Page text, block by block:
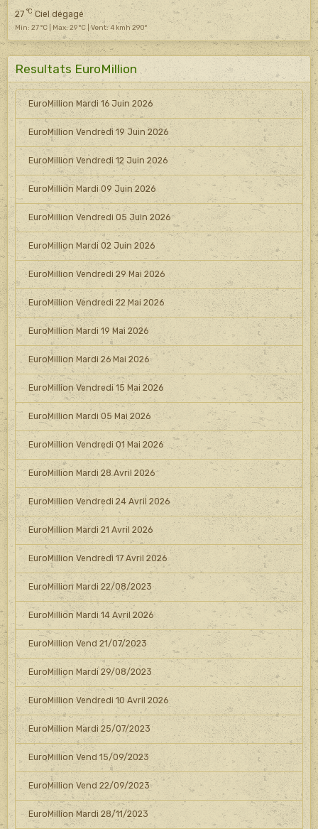
27 °C Ciel dégagé
Min: 27 °C | Max: 29 °C | Vent: 4 kmh 290°
Resultats EuroMillion
EuroMillion Mardi 16 Juin 2026
EuroMillion Vendredi 19 Juin 2026
EuroMillion Vendredi 12 Juin 2026
EuroMillion Mardi 09 Juin 2026
EuroMillion Vendredi 05 Juin 2026
EuroMillion Mardi 02 Juin 2026
EuroMillion Vendredi 29 Mai 2026
EuroMillion Vendredi 22 Mai 2026
EuroMillion Mardi 19 Mai 2026
EuroMillion Mardi 26 Mai 2026
EuroMillion Vendredi 15 Mai 2026
EuroMillion Mardi 05 Mai 2026
EuroMillion Vendredi 01 Mai 2026
EuroMillion Mardi 28 Avril 2026
EuroMillion Vendredi 24 Avril 2026
EuroMillion Mardi 21 Avril 2026
EuroMillion Vendredi 17 Avril 2026
EuroMillion Mardi 22/08/2023
EuroMillion Mardi 14 Avril 2026
EuroMillion Vend 21/07/2023
EuroMillion Mardi 29/08/2023
EuroMillion Vendredi 10 Avril 2026
EuroMillion Mardi 25/07/2023
EuroMillion Vend 15/09/2023
EuroMillion Vend 22/09/2023
EuroMillion Mardi 28/11/2023